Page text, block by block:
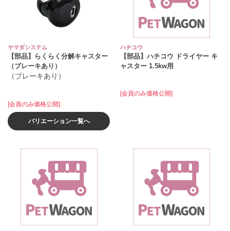
ヤマダシステム
【部品】らくらく分解キャスター
（ブレーキあり）
（ブレーキあり）
[会員のみ価格公開]
バリエーション一覧へ
ハチコウ
【部品】ハチコウ ドライヤー キ
ャスター 1.5kw用
[会員のみ価格公開]